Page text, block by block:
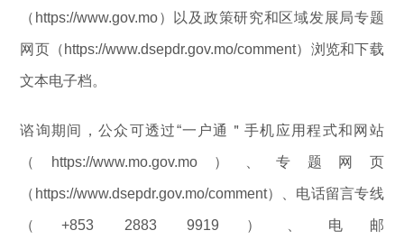
（https://www.gov.mo）以及政策研究和区域发展局专题
网页（https://www.dsepdr.gov.mo/comment）浏览和下载
文本电子档。
谘询期间，公众可透过“一户通＂手机应用程式和网站
（https://www.mo.gov.mo）、专题网页
（https://www.dsepdr.gov.mo/comment）、电话留言专线
（+853 2883 9919）、电邮